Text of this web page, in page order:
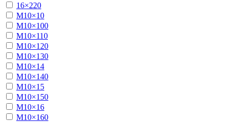
16×220
М10×10
М10×100
М10×110
М10×120
М10×130
М10×14
М10×140
М10×15
М10×150
М10×16
М10×160